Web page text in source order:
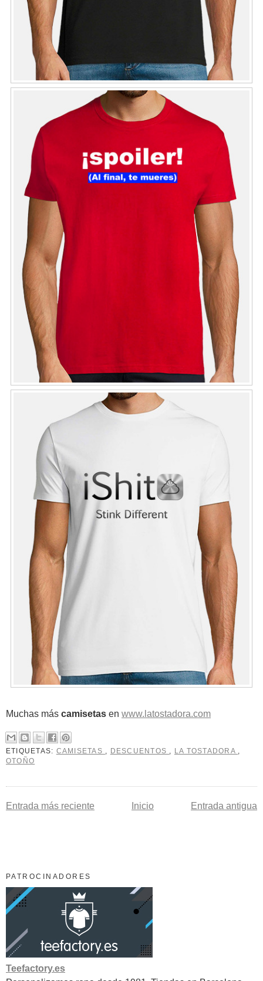
Muchas más camisetas en www.latostadora.com
ETIQUETAS: CAMISETAS , DESCUENTOS , LA TOSTADORA ,
OTOÑO
Entrada más reciente Entrada antigua
Inicio
PATROCINADORES
Teefactory.es